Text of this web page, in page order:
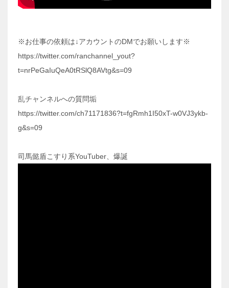
※お仕事の依頼は↓アカウントのDMでお願いします※
https://twitter.com/ranchannel_yout?
t=nrPeGaIuQeA0tRSlQ8AVtg&s=09
乱チャンネルへの質問垢
https://twitter.com/ch71171836?t=fgRmh1I50xT-w0VJ3ykb-
g&s=09
司馬懿盾こすり系YouTuber、爆誕